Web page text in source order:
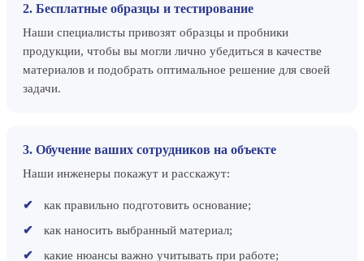
2. Бесплатные образцы и тестирование
Наши специалисты привозят образцы и пробники
продукции, чтобы вы могли лично убедиться в качестве
материалов и подобрать оптимальное решение для своей
задачи.
3. Обучение ваших сотрудников на объекте
Наши инженеры покажут и расскажут:
как правильно подготовить основание;
как наносить выбранный материал;
какие нюансы важно учитывать при работе;